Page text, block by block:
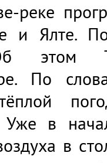
реке
и Ялте.
Об этом
По
Уже в
в